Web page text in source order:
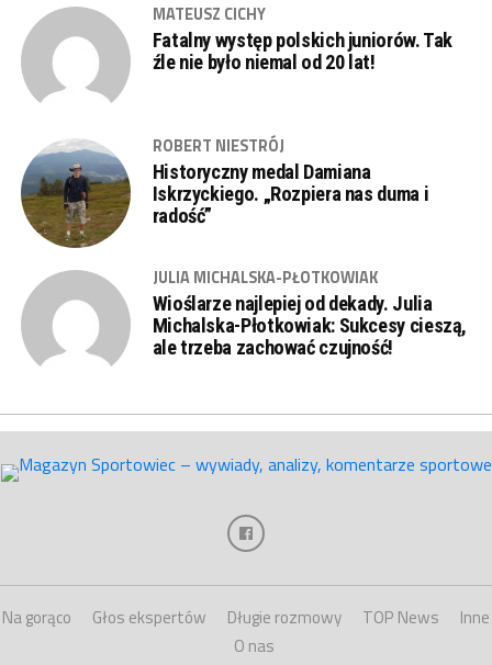
MATEUSZ CICHY
Fatalny występ polskich juniorów. Tak
źle nie było niemal od 20 lat!
ROBERT NIESTRÓJ
Historyczny medal Damiana
Iskrzyckiego. „Rozpiera nas duma i
radość”
JULIA MICHALSKA-PŁOTKOWIAK
Wioślarze najlepiej od dekady. Julia
Michalska-Płotkowiak: Sukcesy cieszą,
ale trzeba zachować czujność!
Na gorąco Głos ekspertów Długie rozmowy TOP News
Inne
O nas